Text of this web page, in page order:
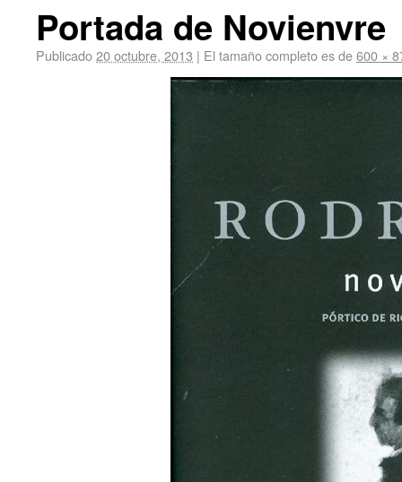
Portada de Novienvre
Publicado20 octubre, 2013 | El tamaño completo es de600 ×